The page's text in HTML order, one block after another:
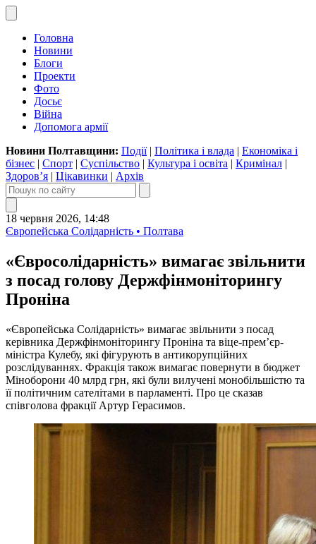
Головна
Новини
Блоги
Проекти
Фото
Досьє
Війна
Допомога армії
Новини Полтавщини: Події| Політика і влада | Економіка і
бізнес | Спорт | Суспільство | Культура і освіта | Кримінал |
Здоров’я | Цікавинки | Архів
18 червня 2026, 14:48
Європейська Солідарність • Полтава
«Євросолідарність» вимагає звільнити
з посад голову Держфінмоніторингу
Проніна
«Європейська Солідарність» вимагає звільнити з посад
керівника Держфінмоніторингу Проніна та віце-премʼєр-
міністра Кулебу, які фігурують в антикорупційних
розслідуваннях. Фракція також вимагає повернути в бюджет
Міноборони 40 млрд грн, які були вилучені монобільшістю та
її політичним сателітами в парламенті. Про це сказав
співголова фракції Артур Герасимов.